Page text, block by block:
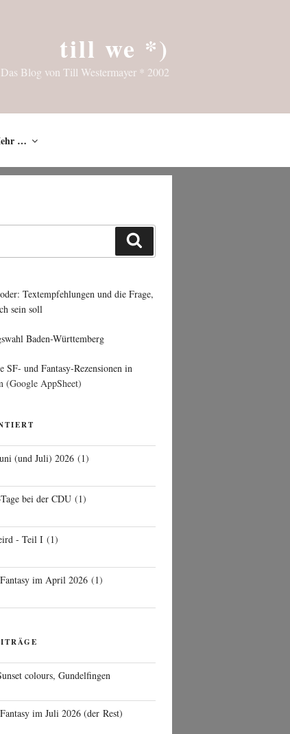
till we *)
Das Blog von Till Westermayer * 2002
…
Textempfehlungen und die Frage,
sein soll
Baden-Württemberg
SF- und Fantasy-Rezensionen in
(Google AppSheet)
(und Juli) 2026 (1)
bei der CDU (1)
- Teil I (1)
im April 2026 (1)
colours, Gundelfingen
im Juli 2026 (der Rest)